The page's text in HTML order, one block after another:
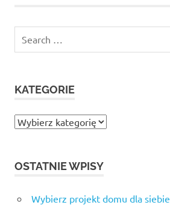
KATEGORIE
Kategorie
OSTATNIE WPISY
Wybierz projekt domu dla siebie